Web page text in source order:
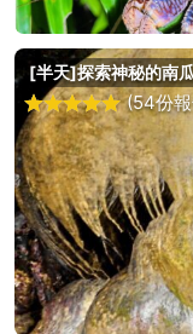
[半天]探索神秘的南
(54份